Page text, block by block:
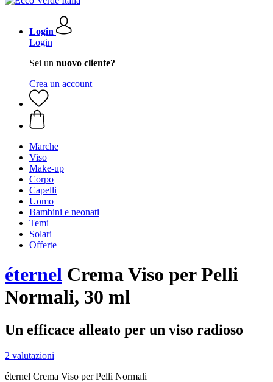
Login
Login
Sei un nuovo cliente?
Crea un account
Marche
Viso
Make-up
Corpo
Capelli
Uomo
Bambini e neonati
Temi
Solari
Offerte
éternel Crema Viso per Pelli
Normali, 30 ml
Un efficace alleato per un viso radioso
2 valutazioni
éternel Crema Viso per Pelli Normali